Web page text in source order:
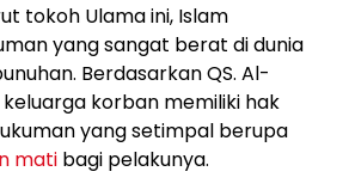
tokoh Ulama ini, Islam
yang sangat berat di dunia
Berdasarkan QS. Al-
keluarga korban memiliki hak
yang setimpal berupa
mati bagi pelakunya.